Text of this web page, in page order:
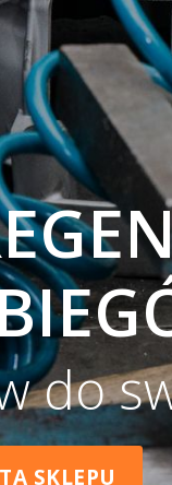
do
SKLEPU